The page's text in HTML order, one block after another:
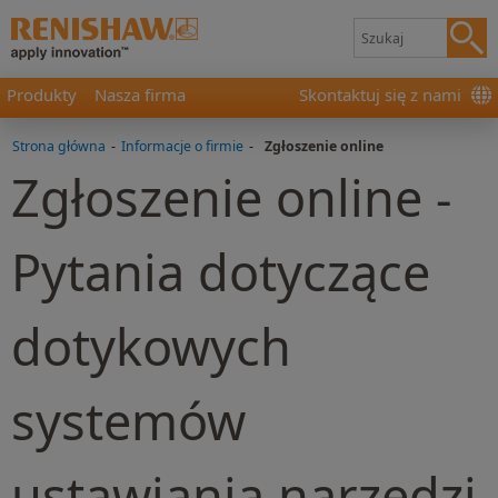
Produkty Nasza firma Skontaktuj się z nami
Strona główna - Informacje o firmie - Zgłoszenie online
Zgłoszenie online -
Pytania dotyczące
dotykowych
systemów